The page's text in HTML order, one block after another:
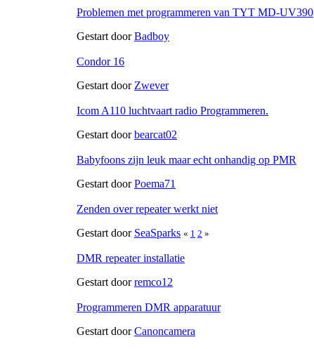
Problemen met programmeren van TYT MD-UV390
Gestart doorBadboy
Condor 16
Gestart door Zwever
Icom A110 luchtvaart radio Programmeren.
Gestart doorbearcat02
Babyfoons zijn leuk maar echt onhandig op PMR
Gestart doorPoema71
Zenden over repeater werkt niet
Gestart door SeaSparks « 1 2 »
DMR repeater installatie
Gestart doorremco12
Programmeren DMR apparatuur
Gestart doorCanoncamera